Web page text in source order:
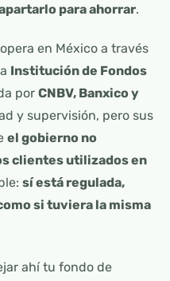
para ahorrar.
en México a través
Institución de Fondos
por CNBV, Banxico y
y supervisión, pero sus
el gobierno no
clientes utilizados en
sí está regulada,
si tuviera la misma
ahí tu fondo de